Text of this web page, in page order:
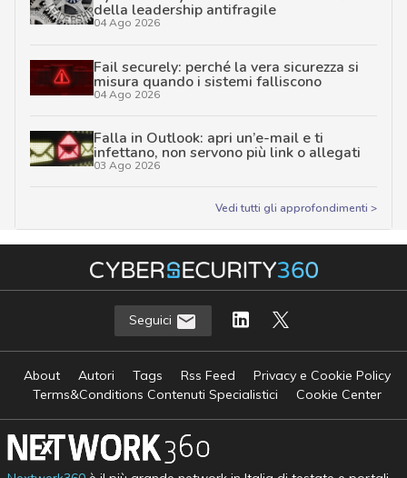
della leadership antifragile
04 Ago 2026
Fail securely: perché la vera sicurezza si
misura quando i sistemi falliscono
04 Ago 2026
Falla in Outlook: apri un’e-mail e ti
infettano, non servono più link o allegati
03 Ago 2026
Vedi tutti gli approfondimenti >
Seguici
About Autori Tags Rss Feed
Privacy e Cookie Policy
Terms&Conditions Contenuti Specialistici
Cookie Center